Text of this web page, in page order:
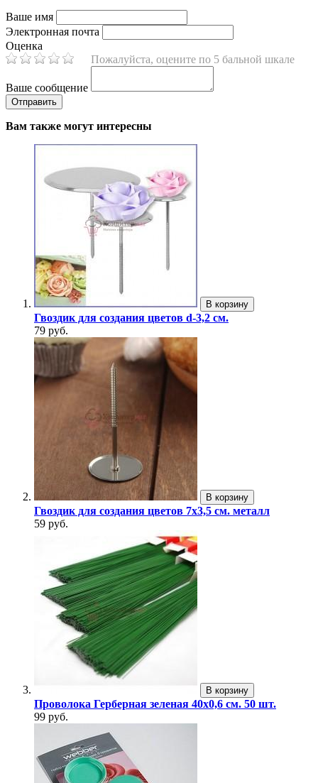
Ваше имя
Электронная почта
Оценка
Пожалуйста, оцените по 5 бальной шкале
Ваше сообщение
Вам также могут интересны
В корзину
Гвоздик для создания цветов d-3,2 см.
79 руб.
В корзину
Гвоздик для создания цветов 7х3,5 см. металл
59 руб.
В корзину
Проволока Герберная зеленая 40х0,6 см. 50 шт.
99 руб.